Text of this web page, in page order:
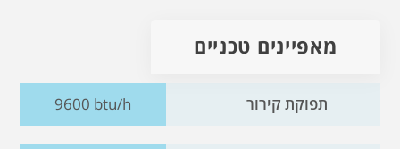
מאפיינים טכניים
תפוקת קירור 9600 btu/h